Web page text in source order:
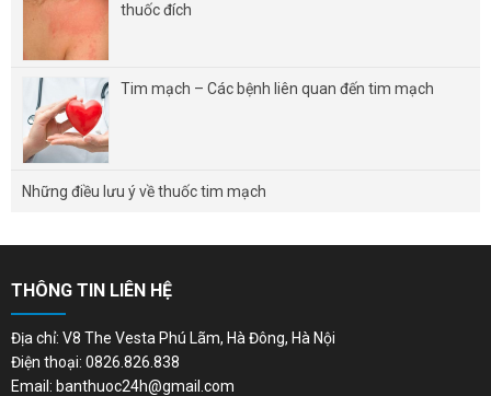
thuốc đích
Tim mạch – Các bệnh liên quan đến tim mạch
Những điều lưu ý về thuốc tim mạch
THÔNG TIN LIÊN HỆ
Địa chỉ: V8 The Vesta Phú Lãm, Hà Đông, Hà Nội
Điện thoại: 0826.826.838
Email: banthuoc24h@gmail.com